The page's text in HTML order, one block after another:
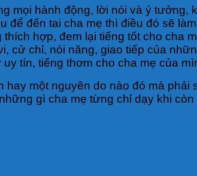
mọi hành động, lời nói và ý tưởng,
đến tai cha mẹ thì điều đó sẽ
hợp, đem lại tiếng tốt cho cha
cử chỉ, nói năng, giao tiếp của
tín, tiếng thơm cho cha mẹ của
một nguyên do nào đó mà
gì cha mẹ từng chỉ dạy khi